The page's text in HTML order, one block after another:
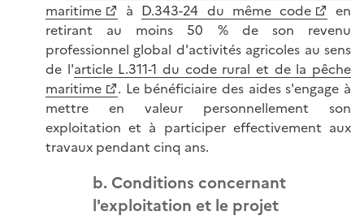
maritime
à D.343-24 du même code
en
retirant au moins 50 % de son revenu
professionnel global d'activités agricoles au sens
de l'article L.311-1 du code rural et de la pêche
maritime
. Le bénéficiaire des aides s'engage à
mettre en valeur personnellement son
exploitation et à participer effectivement aux
travaux pendant cinq ans.
b. Conditions concernant
l'exploitation et le projet